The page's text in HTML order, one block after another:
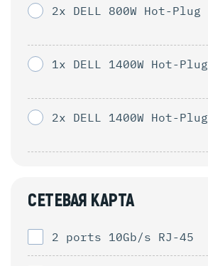
2x DELL 800W Hot-Plug
1x DELL 1400W Hot-Plug
2x DELL 1400W Hot-Plug
СЕТЕВАЯ КАРТА
2 ports 10Gb/s RJ-45